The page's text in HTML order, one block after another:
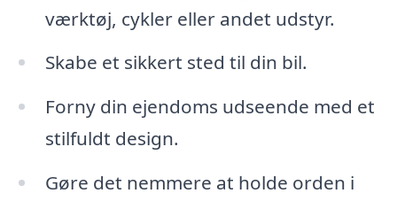
værktøj, cykler eller andet udstyr.
Skabe et sikkert sted til din bil.
Forny din ejendoms udseende med et
stilfuldt design.
Gøre det nemmere at holde orden i